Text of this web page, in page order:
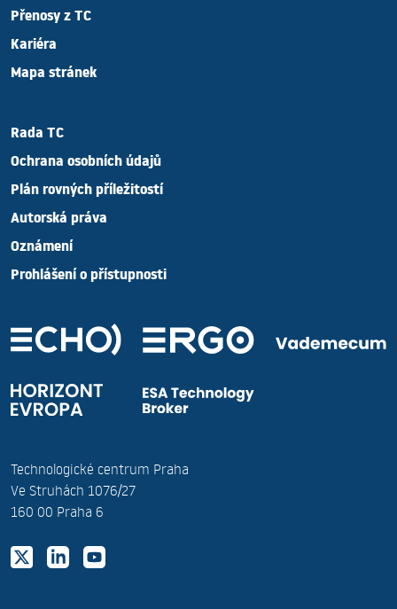
Přenosy z TC
Kariéra
Mapa stránek
Rada TC
Ochrana osobních údajů
Plán rovných příležitostí
Autorská práva
Oznámení
Prohlášení o přístupnosti
Technologické centrum Praha
Ve Struhách 1076/27
160 00 Praha 6